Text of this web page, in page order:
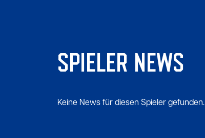
SPIELER NEWS
Keine News für diesen Spieler gefunden.